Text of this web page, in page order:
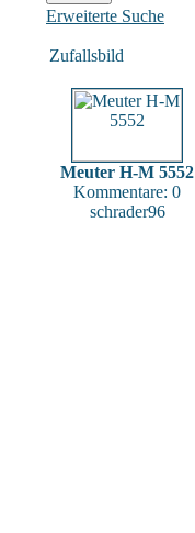
Erweiterte Suche
Zufallsbild
Meuter H-M 5552
Kommentare: 0
schrader96